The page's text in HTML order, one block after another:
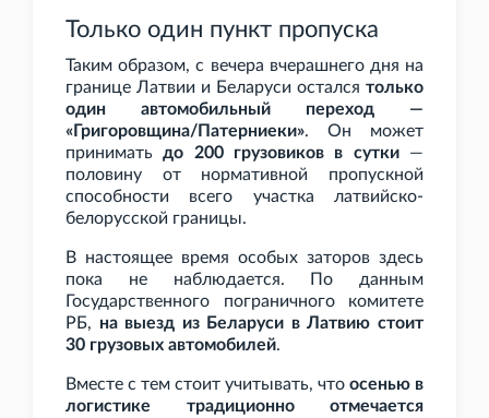
Только один пункт пропуска
Таким образом, с вечера вчерашнего дня на
границе Латвии и Беларуси остался только
один автомобильный переход —
«Григоровщина/Патерниеки». Он может
приниматьдо 200 грузовиков в сутки—
половину от нормативной пропускной
способности всего участка латвийско-
белорусской границы.
В настоящее время особых заторов здесь
пока не наблюдается. По данным
Государственного пограничного комитете
РБ, на выезд из Беларуси в Латвию стоит
30 грузовых автомобилей.
Вместе с тем стоит учитывать, что осенью в
логистике традиционно отмечается